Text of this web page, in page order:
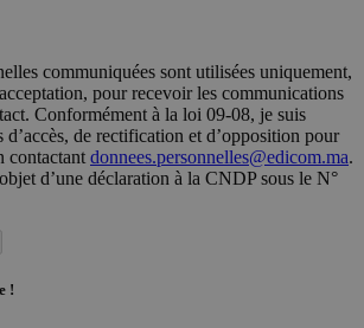
communiquées sont utilisées uniquement,
pour recevoir les communications
Conformément à la loi 09-08, je suis
d’accès, de rectification et d’opposition pour
contactant donnees.personnelles@edicom.ma.
d’une déclaration à la CNDP sous le N°
!